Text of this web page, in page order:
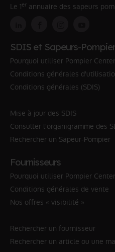
Le 1er annuaire des sapeurs
SDIS et Sapeurs-
Pourquoi utiliser Pompier
Conditions générales
Conditions générales (SDIS)
Mise à jour des SDIS
Consulter l'organigramme des
Rechercher un Sapeur-Pompier
Fournisseurs
Pourquoi utiliser Pompier
Conditions générales de vente
Nos offres « visibilité »
Rechercher un fournisseur
Rechercher un article ou une